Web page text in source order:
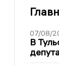
07/08/
В